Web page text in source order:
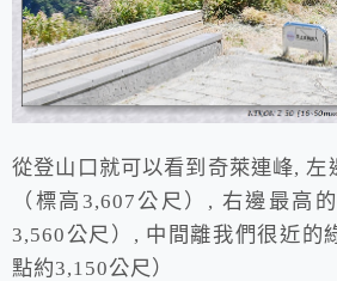
從登山口就可以看到奇萊連峰, 左
（標高3,607公尺）, 右邊最高
3,560公尺）, 中間離我們很近的
點約3,150公尺）